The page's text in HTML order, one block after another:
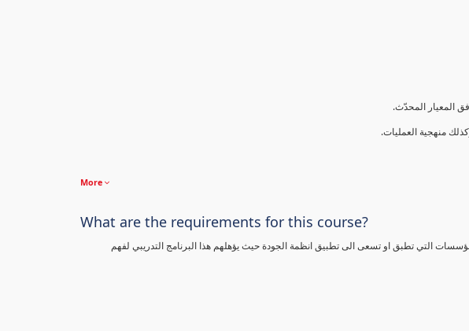
المعيار المحدّث.
منهجية العمليات.
More
What are the requirements for this course?
التي تطبق او تسعى الى تطبيق انظمة الجودة حيث يؤهلهم هذا البرنامج التدريبي لفهم